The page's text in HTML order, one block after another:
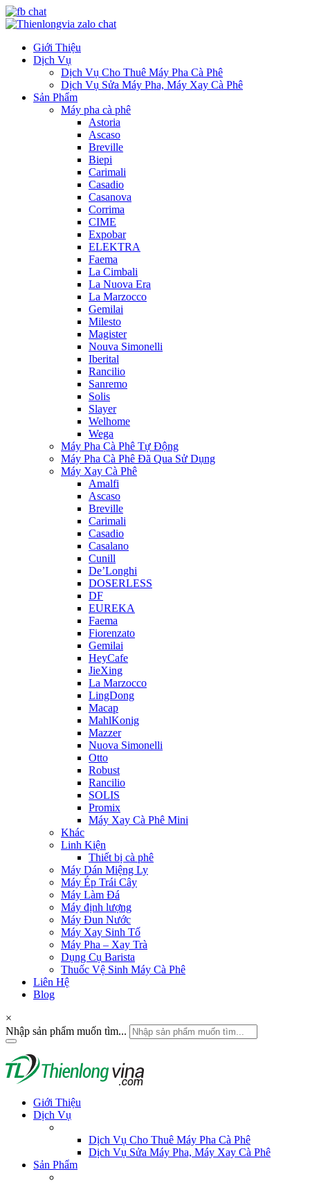
Giới Thiệu
Dịch Vụ
Dịch Vụ Cho Thuê Máy Pha Cà Phê
Dịch Vụ Sửa Máy Pha, Máy Xay Cà Phê
Sản Phẩm
Máy pha cà phê
Astoria
Ascaso
Breville
Biepi
Carimali
Casadio
Casanova
Corrima
CIME
Expobar
ELEKTRA
Faema
La Cimbali
La Nuova Era
La Marzocco
Gemilai
Milesto
Magister
Nouva Simonelli
Iberital
Rancilio
Sanremo
Solis
Slayer
Welhome
Wega
Máy Pha Cà Phê Tự Động
Máy Pha Cà Phê Đã Qua Sử Dụng
Máy Xay Cà Phê
Amalfi
Ascaso
Breville
Carimali
Casadio
Casalano
Cunill
De’Longhi
DOSERLESS
DF
EUREKA
Faema
Fiorenzato
Gemilai
HeyCafe
JieXing
La Marzocco
LingDong
Macap
MahlKonig
Mazzer
Nuova Simonelli
Otto
Robust
Rancilio
SOLIS
Promix
Máy Xay Cà Phê Mini
Khác
Linh Kiện
Thiết bị cà phê
Máy Dán Miệng Ly
Máy Ép Trái Cây
Máy Làm Đá
Máy định lượng
Máy Đun Nước
Máy Xay Sinh Tố
Máy Pha – Xay Trà
Dụng Cụ Barista
Thuốc Vệ Sinh Máy Cà Phê
Liên Hệ
Blog
×
Nhập sản phẩm muốn tìm...
Giới Thiệu
Dịch Vụ
Dịch Vụ Cho Thuê Máy Pha Cà Phê
Dịch Vụ Sửa Máy Pha, Máy Xay Cà Phê
Sản Phẩm